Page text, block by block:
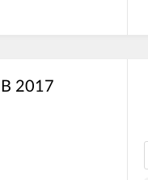
2017